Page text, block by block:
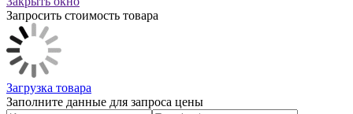
Запросить стоимость товара
Загрузка товара
Заполните данные для запроса цены